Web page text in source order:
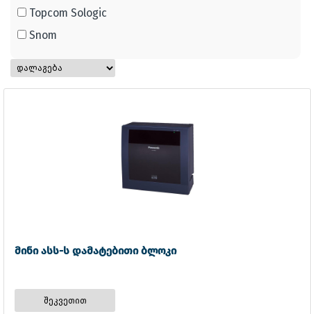
Topcom Sologic
Snom
მინი ასს-ს დამატებითი ბლოკი
შეკვეთით